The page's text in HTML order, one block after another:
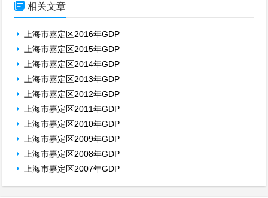
 相关文章
上海市嘉定区2016年GDP
上海市嘉定区2015年GDP
上海市嘉定区2014年GDP
上海市嘉定区2013年GDP
上海市嘉定区2012年GDP
上海市嘉定区2011年GDP
上海市嘉定区2010年GDP
上海市嘉定区2009年GDP
上海市嘉定区2008年GDP
上海市嘉定区2007年GDP